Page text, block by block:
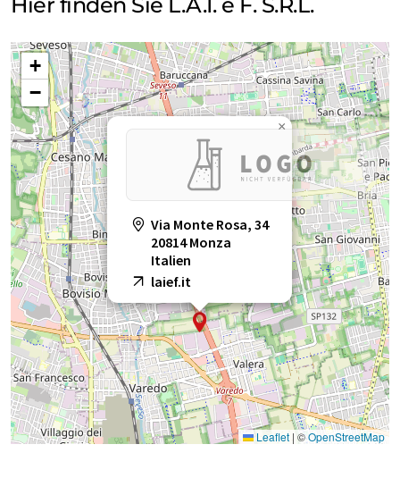
Via Monte Rosa, 34
20814 Monza
Italien
laief.it
×
+
−
Leaflet | ©OpenStreetMap